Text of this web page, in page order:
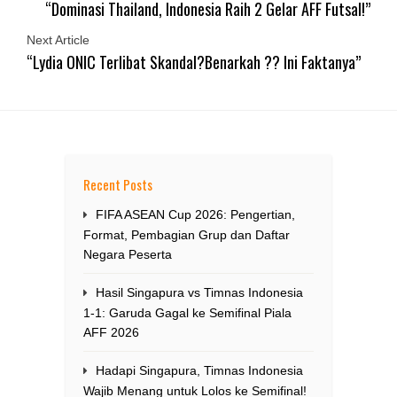
“Dominasi Thailand, Indonesia Raih 2 Gelar AFF Futsal!”
Next Article
“Lydia ONIC Terlibat Skandal?Benarkah ?? Ini Faktanya”
Recent Posts
FIFA ASEAN Cup 2026: Pengertian,
Format, Pembagian Grup dan Daftar
Negara Peserta
Hasil Singapura vs Timnas Indonesia
1-1: Garuda Gagal ke Semifinal Piala
AFF 2026
Hadapi Singapura, Timnas Indonesia
Wajib Menang untuk Lolos ke Semifinal!